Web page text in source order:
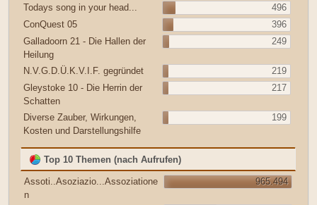
Todays song in your head...
496
ConQuest 05
396
Galladoorn 21 - Die Hallen der
Heilung
249
N.V.G.D.Ü.K.V.I.F. gegründet
219
Gleystoke 10 - Die Herrin der
Schatten
217
Diverse Zauber, Wirkungen,
Kosten und Darstellungshilfe
199
Top 10 Themen (nach Aufrufen)
Assoti..Asoziazio...Assoziatione
n
965.494